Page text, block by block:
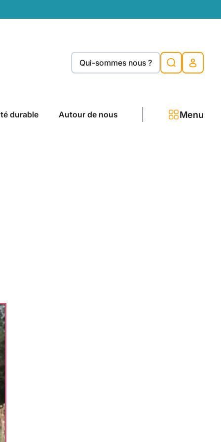
Qui-sommes nous ?
durable Autour de nous Menu